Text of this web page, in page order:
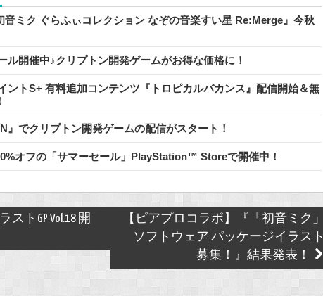
音ミク ぐらふぃコレクション なぞの音楽すい星 Re:Merge』今秋
開催中♪クリプトン開発ゲームがお得な価格に！
ントS+ 有料追加コンテンツ『トロピカルバカンス』配信開始＆無
』でクリプトン開発ゲームの配信がスタート！
オフの「サマーセール」PlayStation™ Storeで開催中！
トGP Vol.18 開
【ピアプロコラボ】『「初音ミク」
ソフトウェア パッケージイラスト
募集！』結果発表！